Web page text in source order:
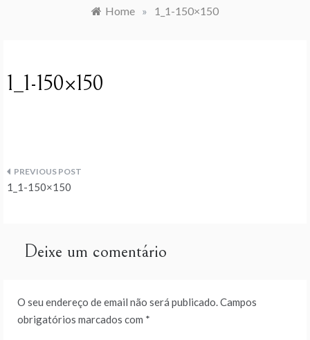
Home » 1_1-150×150
1_1-150×150
Navegação
artigos
1_1-150×150
Deixe um comentário
O seu endereço de email não será publicado.Campos
obrigatórios marcados com *